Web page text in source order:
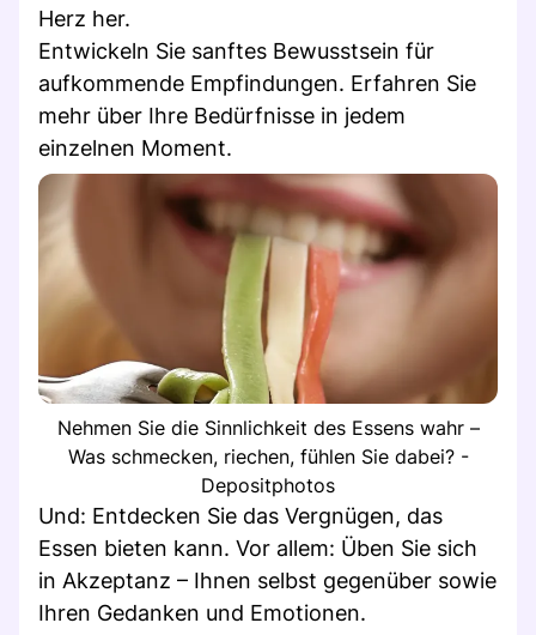
Herz her.
Entwickeln Sie sanftes Bewusstsein für
aufkommende Empfindungen. Erfahren Sie
mehr über Ihre Bedürfnisse in jedem
einzelnen Moment.
Nehmen Sie die Sinnlichkeit des Essens wahr –
Was schmecken, riechen, fühlen Sie dabei? -
Depositphotos
Und: Entdecken Sie das Vergnügen, das
Essen bieten kann. Vor allem: Üben Sie sich
in Akzeptanz – Ihnen selbst gegenüber sowie
Ihren Gedanken und Emotionen.